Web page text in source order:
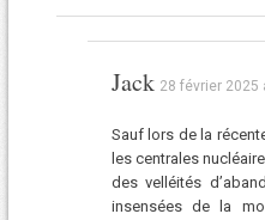
Jack 28 février 2025
Sauf lors de la
les centrales
des velléités
insensées de la